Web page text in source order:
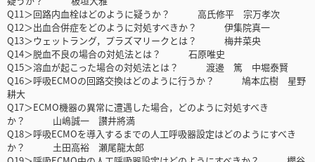
Q11＞回路内血栓はどのように疑うか？ 高氏修平 宗万孝次
Q12＞出血合併症をどのように対処すべきか？ 伊集院真一
Q13＞ウェットラング，プラズマリークとは？ 梅井菜央
Q14＞脱血不良の場合の対処法とは？ 石原唯史
Q15＞溶血が起こった場合の対処法とは？ 渡邊 篤 中堀泰賢
Q16＞呼吸ECMOの回路交換はどのように行うか？ 鳩本広樹 星野
耕大
Q17＞ECMO機器の異常に遭遇した場合，どのように対処すべき
か？ 山嶋誠一 讃井將満
Q18＞呼吸ECMOを導入するまでの人工呼吸器設定はどのようにすべき
か？ 土田高裕 瀬尾龍太郎